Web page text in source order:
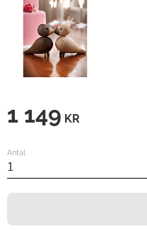
1 149 KR
Antal